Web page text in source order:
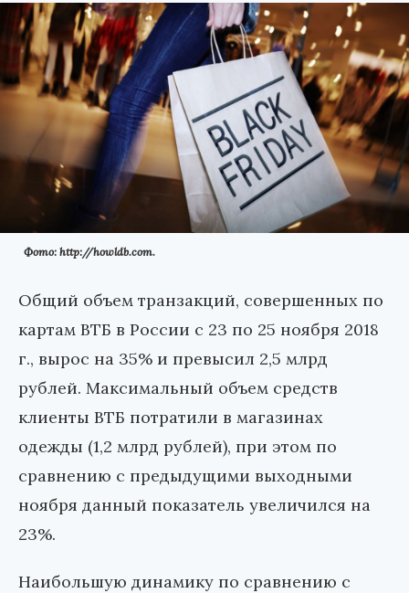
Фото: http://howldb.com.
Общий объем транзакций, совершенных по
картам ВТБ в России с 23 по 25 ноября 2018
г., вырос на 35% и превысил 2,5 млрд
рублей. Максимальный объем средств
клиенты ВТБ потратили в магазинах
одежды (1,2 млрд рублей), при этом по
сравнению с предыдущими выходными
ноября данный показатель увеличился на
23%.
Наибольшую динамику по сравнению с